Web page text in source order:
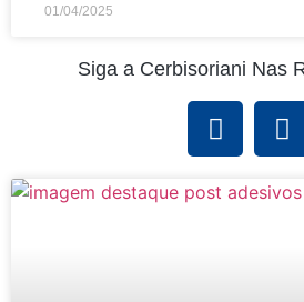
01/04/2025
Siga a Cerbisoriani Nas